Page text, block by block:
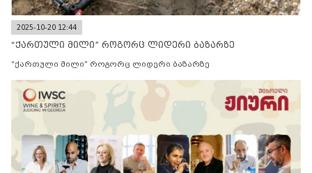
2025-10-20 12:44
“ქართული მილი” როგორც ლიდერი ბაზარზე
“ქართული მილი” როგორც ლიდერი ბაზარზე